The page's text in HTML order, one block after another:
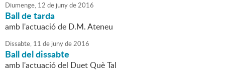
Diumenge, 12 de junyde2016
Ball de tarda
amb l'actuació de D.M. Ateneu
Dissabte, 11 de junyde2016
Ball del dissabte
amb l'actuació del Duet Què Tal